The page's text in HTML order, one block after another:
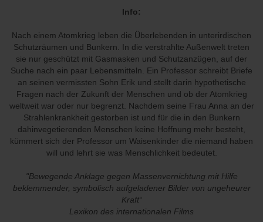
Info:
Nach einem Atomkrieg leben die Überlebenden in unterirdischen
Schutzräumen und Bunkern. In die verstrahlte Außenwelt treten
sie nur geschützt mit Gasmasken und Schutzanzügen, auf der
Suche nach ein paar Lebensmitteln. Ein Professor schreibt Briefe
an seinen vermissten Sohn Erik und stellt darin hypothetische
Fragen nach der Zukunft der Menschen und ob der Atomkrieg
weltweit war oder nur begrenzt. Nachdem seine Frau Anna an der
Strahlenkrankheit gestorben ist und für die in den Bunkern
dahinvegetierenden Menschen keine Hoffnung mehr besteht,
kümmert sich der Professor um Waisenkinder die niemand haben
will und lehrt sie was Menschlichkeit bedeutet.
"Bewegende Anklage gegen Massenvernichtung mit Hilfe
beklemmender, symbolisch aufgeladener Bilder von ungeheurer
Kraft“
Lexikon des internationalen Films